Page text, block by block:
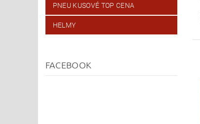
PNEU KUSOVÉ TOP CENA
HELMY
FACEBOOK